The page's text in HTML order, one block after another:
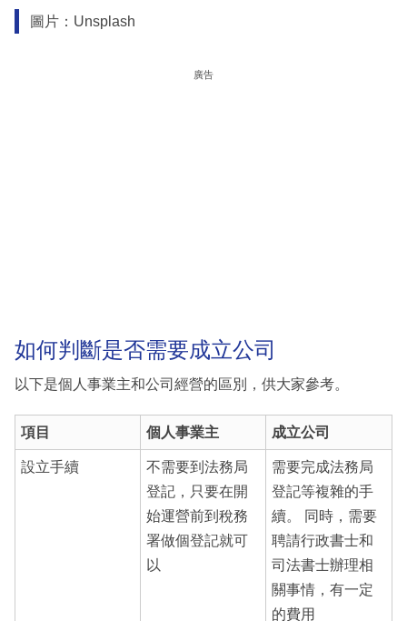
圖片：Unsplash
廣告
如何判斷是否需要成立公司
以下是個人事業主和公司經營的區別，供大家參考。
項目 個人事業主 成立公司
設立手續
不需要到法務局
登記，只要在開
始運營前到稅務
署做個登記就可
以
需要完成法務局
登記等複雜的手
續。 同時，需要
聘請行政書士和
司法書士辦理相
關事情，有一定
的費用